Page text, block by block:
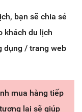
bạn sẽ chia sẻ
khách du lịch
dụng / trang web
mua hàng tiếp
lai sẽ giúp